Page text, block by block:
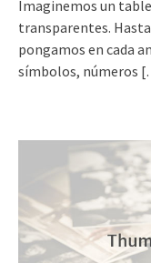
Imaginemos un
transparentes.
pongamos en cada
símbolos, números